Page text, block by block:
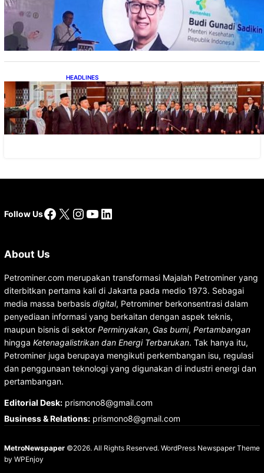
Digitalisasi Alat-Alat Kesehatan Dukung
Pertumbuhan Industri Alkes
HEADLINES
Lana Saria Dilantik Sebagai Kepala Badan
Geologi
Follow UsFacebook
X Instagram
YouTube
LinkedIn
About Us
Petrominer.com merupakan transformasi Majalah Petrominer yang
diterbitkan pertama kali di Jakarta pada medio 1973. Sebagai
media massa berbasis digital, Petrominer berkonsentrasi dalam
penyediaan informasi yang berkaitan dengan aspek teknis,
maupun bisnis di sektor Perminyakan, Gas bumi, Pertambangan
hingga Ketenagalistrikan dan Energi Terbarukan. Tak hanya itu,
Petrominer juga berupaya mengikuti perkembangan isu, regulasi
dan penggunaan teknologi yang digunakan di industri energi dan
pertambangan.
Editorial Desk:prismono8@gmail.com
Business & Relations:prismono8@gmail.com
MetroNewspaper©2026. All Rights Reserved. WordPress Newspaper Theme
by WPEnjoy